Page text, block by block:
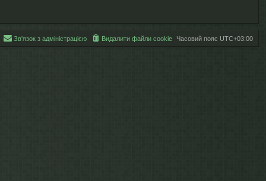
Часовий пояс UTC+03:00
Видалити файли cookie
Зв'язок з адміністрацією